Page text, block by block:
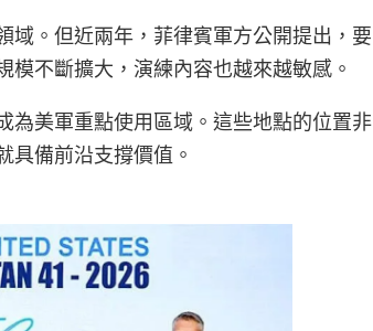
域。但近兩年，菲律賓軍方公開提出，要
不斷擴大，演練內容也越來越敏感。
為美軍重點使用區域。這些地點的位置非
具備前沿支撐價值。